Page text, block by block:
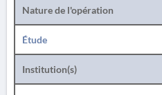
Nature de l'opération
Étude
Institution(s)